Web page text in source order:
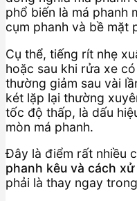
phổ biến là má phanh
cụm phanh và bề mặt
Cụ thể, tiếng rít nhẹ
hoặc sau khi rửa xe
thường giảm sau vài
két lặp lại thường
tốc độ thấp, là dấu
mòn má phanh.
Đây là điểm rất nhiều
phanh kêu và cách xử
phải là thay ngay